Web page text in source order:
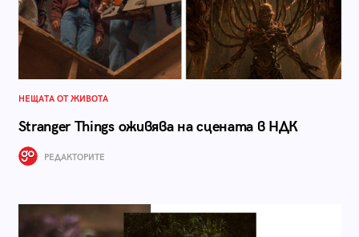
НЕЩАТА ОТ ЖИВОТА
Stranger Things оживява на сцената в НДК
РЕДАКТОРИТЕ